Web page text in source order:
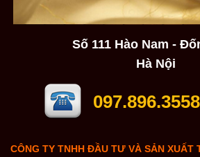
Số 111 Hào Nam -
Hà Nội
097.896.3558
CÔNG TY TNHH ĐẦU TƯ VÀ SẢN XUẤT